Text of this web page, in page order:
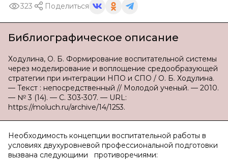
323 Поделиться
Библиографическое описание
Ходулина, О. Б. Формирование воспитательной системы
через моделирование и воплощение средообразующей
стратегии при интеграции НПО и СПО / О. Б. Ходулина.
— Текст : непосредственный // Молодой ученый. — 2010.
— № 3 (14). — С. 303-307. — URL:
https://moluch.ru/archive/14/1253.
Необходимость концепции воспитательной работы в
условиях двухуровневой профессиональной подготовки
вызвана следующими противоречиями: